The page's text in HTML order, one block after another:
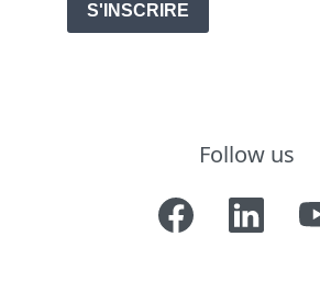
S'INSCRIRE
Follow us